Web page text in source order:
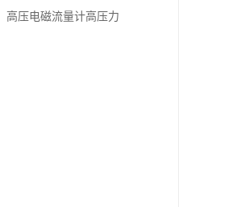
高压电磁流量计高压力